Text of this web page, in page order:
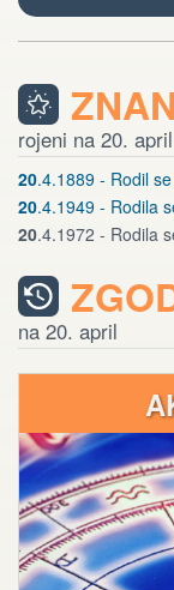
rojeni na 20. april
20.4.1889 - Rodil
20.4.1949 - Rodila
20.4.1972 - Rodila
na 20. april